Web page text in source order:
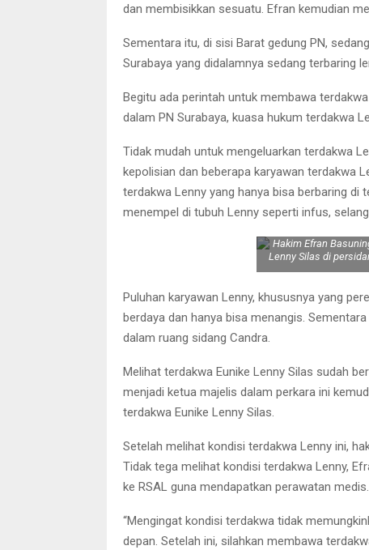
dan membisikkan sesuatu. Efran kemudian
Sementara itu, di sisi Barat gedung PN,
Surabaya yang didalamnya sedang terbaring
Begitu ada perintah untuk membawa
dalam PN Surabaya, kuasa hukum terdakwa
Tidak mudah untuk mengeluarkan terdakwa
kepolisian dan beberapa karyawan terdakwa
terdakwa Lenny yang hanya bisa berbaring di
menempel di tubuh Lenny seperti infus,
Hakim Efran
Lenny Silas di
Puluhan karyawan Lenny, khususnya yang
berdaya dan hanya bisa menangis.
dalam ruang sidang Candra.
Melihat terdakwa Eunike Lenny Silas sudah
menjadi ketua majelis dalam perkara ini
terdakwa Eunike Lenny Silas.
Setelah melihat kondisi terdakwa Lenny ini,
Tidak tega melihat kondisi terdakwa Lenny,
ke RSAL guna mendapatkan perawatan medis.
“Mengingat kondisi terdakwa tidak
depan. Setelah ini, silahkan membawa